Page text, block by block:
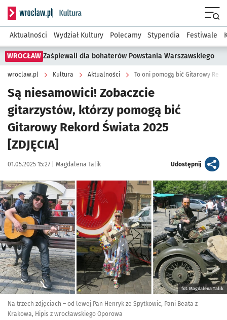
Serwis informacyjny wroclaw.pl podserwis: Kultura
Aktualności Wydział Kultury Polecamy Stypendia Festiwale
WROCŁAW Zaśpiewali dla bohaterów Powstania Warszawskiego
wroclaw.pl Kultura Aktualności To oni pomogą bić Gitarowy
Są niesamowici! Zobaczcie
gitarzystów, którzy pomogą bić
Gitarowy Rekord Świata 2025
[ZDJĘCIA]
Data publikacji:
01.05.2025 15:27 | Autor:
Magdalena Talik Udostępnijartykuł
Kliknij, aby zobaczyć galerię
fot. Magdalena Talik
Na trzech zdjęciach – od lewej Pan Henryk ze Spytkowic, Pani Beata z
Krakowa, Hipis z wrocławskiego Oporowa